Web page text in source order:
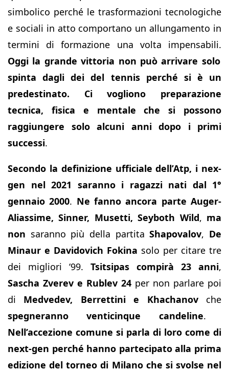
simbolico perché le trasformazioni tecnologiche
e sociali in atto comportano un allungamento in
termini di formazione una volta impensabili.
Oggi la grande vittoria non può arrivare solo
spinta dagli dei del tennis perché si è un
predestinato. Ci vogliono preparazione
tecnica, fisica e mentale che si possono
raggiungere solo alcuni anni dopo i primi
successi.
Secondo la definizione ufficiale dell’Atp, i nex-
gen nel 2021 saranno i ragazzi nati dal 1°
gennaio 2000. Ne fanno ancora parte Auger-
Aliassime, Sinner, Musetti, Seyboth Wild, ma
non saranno più della partitaShapovalov, De
Minaur e Davidovich Fokina solo per citare tre
dei migliori ‘99. Tsitsipas compirà 23 anni,
Sascha Zverev e Rublev 24 per non parlare poi
di Medvedev, Berrettini e Khachanov che
spegneranno venticinque candeline.
Nell’accezione comune si parla di loro come di
next-gen perché hanno partecipato alla prima
edizione del torneo di Milano che si svolse nel